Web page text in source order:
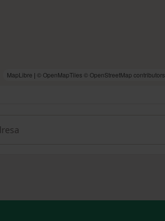
MapLibre | © OpenMapTiles © OpenStreetMap contributors